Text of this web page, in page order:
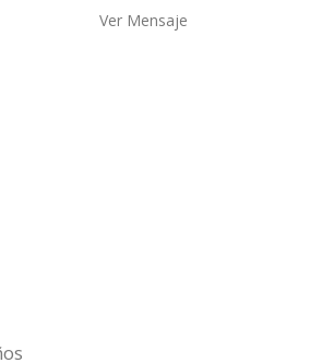
Ver Mensaje